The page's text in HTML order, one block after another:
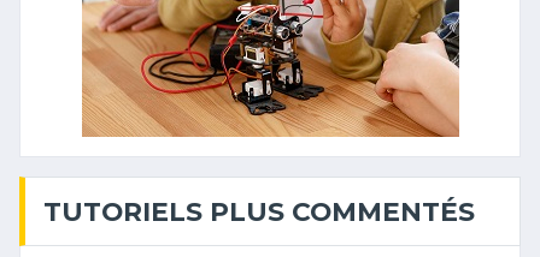
TUTORIELS PLUS COMMENTÉS